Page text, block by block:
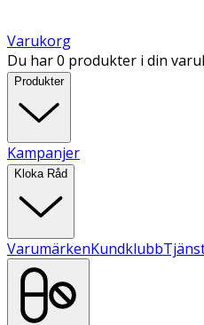
Varukorg
Du har 0 produkter i din
Produkter
Kampanjer
Kloka Råd
VarumärkenKundklubb